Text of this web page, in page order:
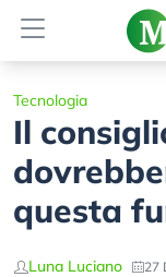
Tecnologia
Il
questa
Luna Luciano 27